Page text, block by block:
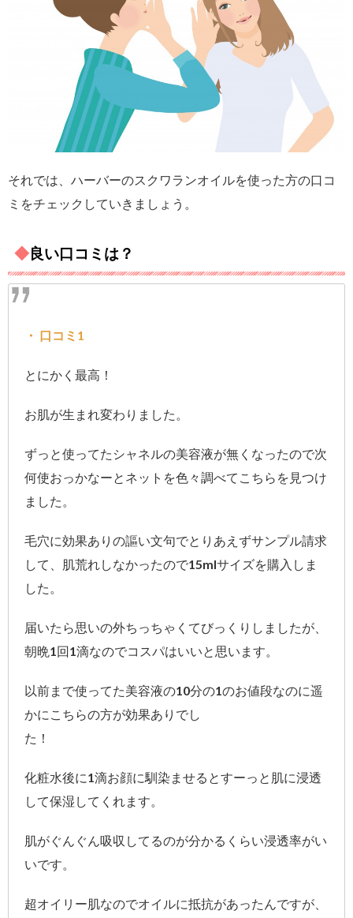
それでは、ハーバーのスクワランオイルを使った方の口コ
ミをチェックしていきましょう。
◆良い口コミは？
・ 口コミ1
とにかく最高！
お肌が生まれ変わりました。
ずっと使ってたシャネルの美容液が無くなったので次
何使おっかなーとネットを色々調べてこちらを見つけ
ました。
毛穴に効果ありの謳い文句でとりあえずサンプル請求
して、肌荒れしなかったので15mlサイズを購入しま
した。
届いたら思いの外ちっちゃくてびっくりしましたが、
朝晩1回1滴なのでコスパはいいと思います。
以前まで使ってた美容液の10分の1のお値段なのに遥
かにこちらの方が効果ありでし
た！
化粧水後に1滴お顔に馴染ませるとすーっと肌に浸透
して保湿してくれます。
肌がぐんぐん吸収してるのが分かるくらい浸透率がい
いです。
超オイリー肌なのでオイルに抵抗があったんですが、